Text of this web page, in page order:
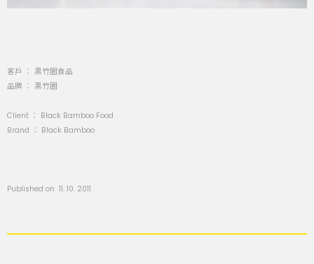
客戶 ： 黑竹園食品
品牌 ： 黑竹園
Client ： Black Bamboo Food
Brand ： Black Bamboo
Published on 11. 10. 2011